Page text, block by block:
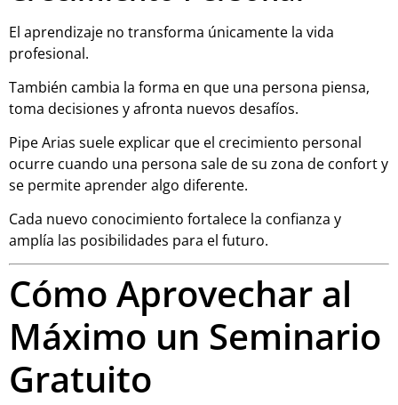
El aprendizaje no transforma únicamente la vida
profesional.
También cambia la forma en que una persona piensa,
toma decisiones y afronta nuevos desafíos.
Pipe Arias suele explicar que el crecimiento personal
ocurre cuando una persona sale de su zona de confort y
se permite aprender algo diferente.
Cada nuevo conocimiento fortalece la confianza y
amplía las posibilidades para el futuro.
Cómo Aprovechar al
Máximo un Seminario
Gratuito